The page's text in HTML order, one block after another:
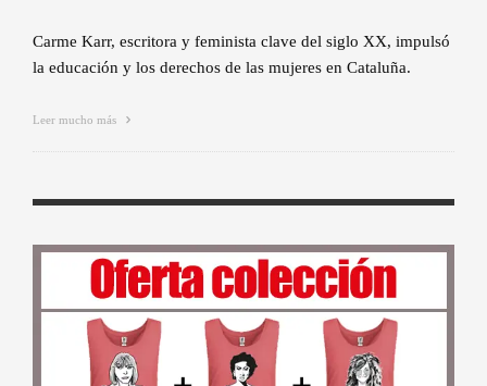
Carme Karr, escritora y feminista clave del siglo XX, impulsó
la educación y los derechos de las mujeres en Cataluña.
Leer mucho más